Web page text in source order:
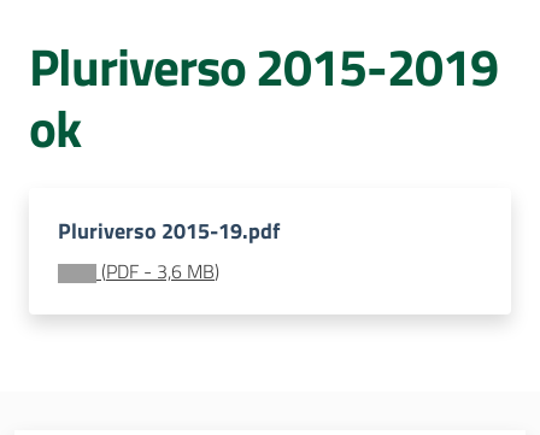
Porte
aperte
Assemblea
itineranti
sulla
Pluriverso 2015-2019
ok
Pluriverso 2015-19.pdf
(PDF - 3,6 MB)